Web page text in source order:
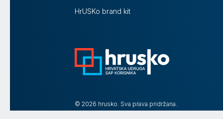
HrUSKo brand kit
© 2026 hrusko. Sva prava pridržana.